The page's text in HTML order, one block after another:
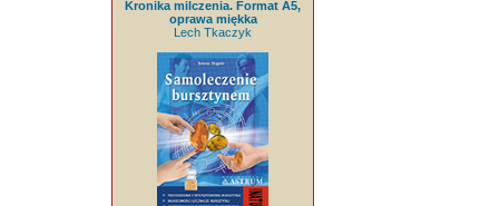
Kronika milczenia. Format A5,
oprawa miękka
Lech Tkaczyk